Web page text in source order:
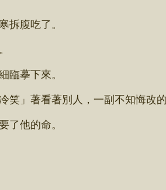
腹吃了。
摹下來。
著看著別人，一副不知悔改的
他的命。